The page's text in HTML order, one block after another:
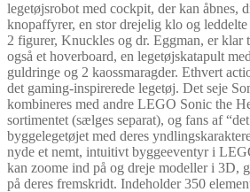
legetøjsrobot med cockpit, der kan åbnes,
knopaffyrer, en stor drejelig klo og
2 figurer, Knuckles og dr. Eggman, er klar
også et hoverboard, en legetøjskatapult
guldringe og 2 kaossmaragder. Ethvert
det gaming-inspirerede legetøj. Det seje
kombineres med andre LEGO Sonic the
sortimentet (sælges separat), og fans af
byggelegetøjet med deres
nyde et nemt, intuitivt byggeeventyr i
kan zoome ind på og dreje modeller i 3D,
på deres fremskridt. Indeholder 350